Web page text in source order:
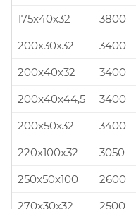
175x40x32
3800
200x30x32
3400
200x40x32
3400
200x40x44,5
3400
200x50x32
3400
220x100x32
3050
250x50x100
2600
270x30x32
2500